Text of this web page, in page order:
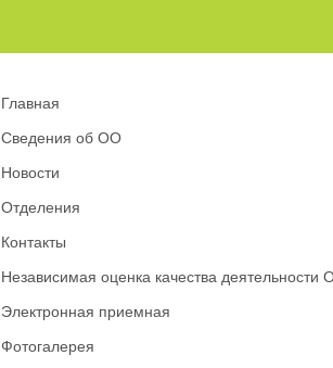
Главная
Сведения об ОО
Новости
Отделения
Контакты
Независимая оценка качества деятельности
Электронная приемная
Фотогалерея